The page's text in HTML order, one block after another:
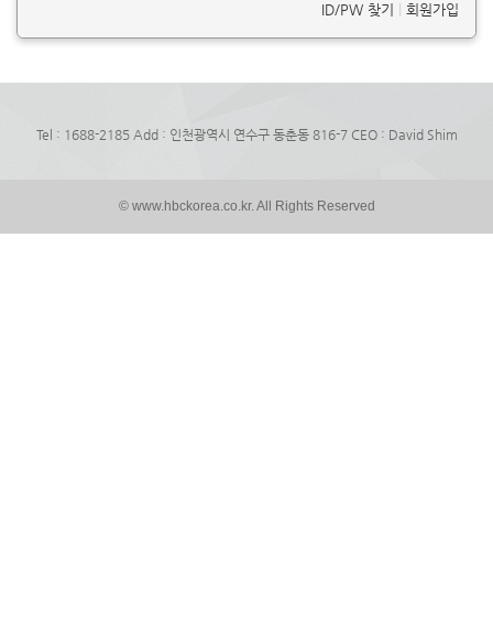
ID/PW 찾기 회원가입
Tel : 1688-2185 Add : 인천광역시 연수구 동춘동 816-7 CEO : David Shim
© www.hbckorea.co.kr. All Rights Reserved